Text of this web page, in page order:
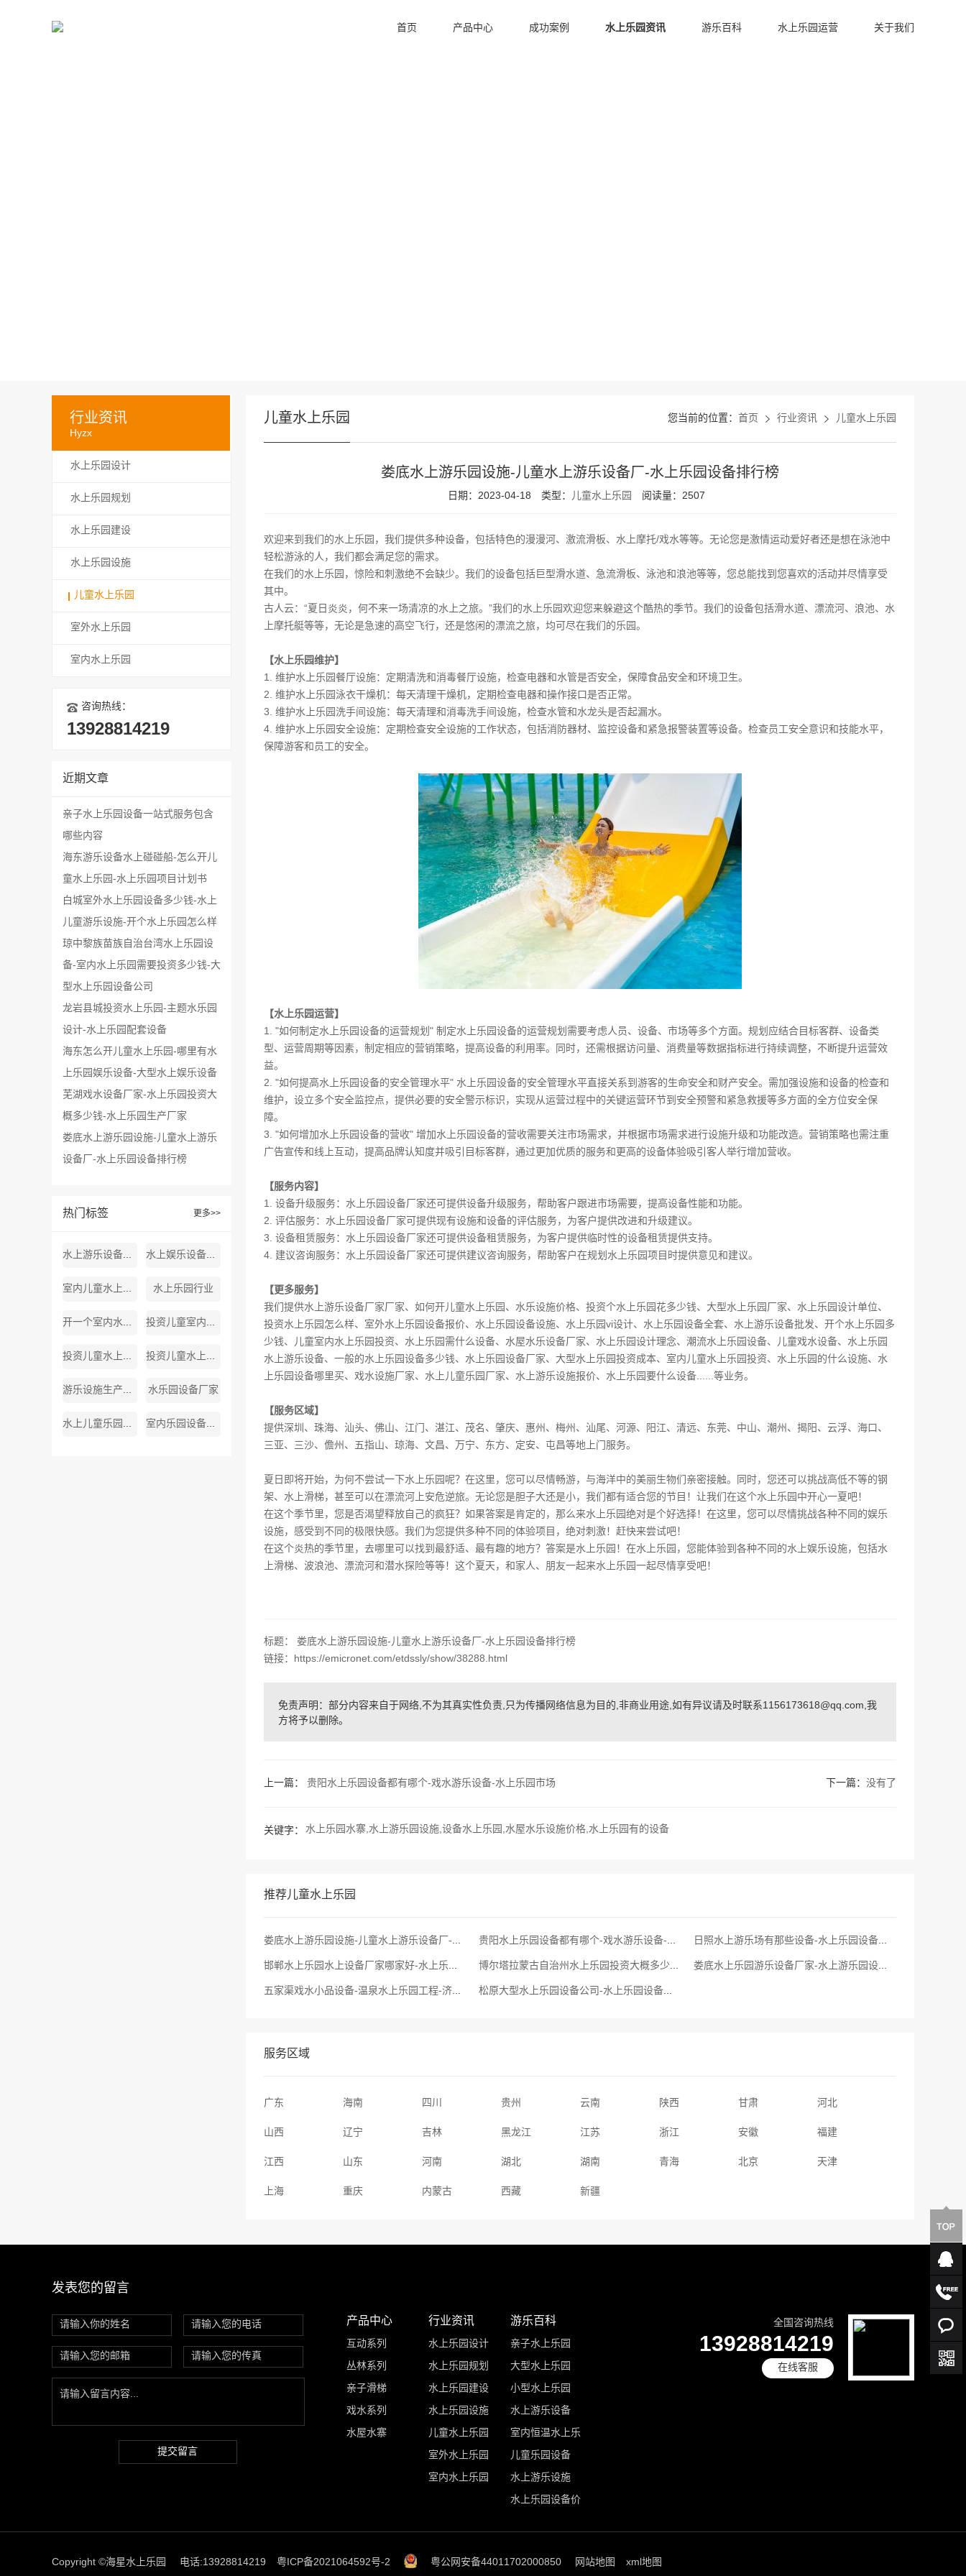
首页 产品中心 成功案例 水上乐园资讯 游乐百科 水上乐园运营 关于我们
行业资讯
Hyzx
水上乐园设计
水上乐园规划
水上乐园建设
水上乐园设施
儿童水上乐园
室外水上乐园
室内水上乐园
咨询热线：
13928814219
近期文章
亲子水上乐园设备一站式服务包含
哪些内容
海东游乐设备水上碰碰船-怎么开儿
童水上乐园-水上乐园项目计划书
白城室外水上乐园设备多少钱-水上
儿童游乐设施-开个水上乐园怎么样
琼中黎族苗族自治台湾水上乐园设
备-室内水上乐园需要投资多少钱-大
型水上乐园设备公司
龙岩县城投资水上乐园-主题水乐园
设计-水上乐园配套设备
海东怎么开儿童水上乐园-哪里有水
上乐园娱乐设备-大型水上娱乐设备
芜湖戏水设备厂家-水上乐园投资大
概多少钱-水上乐园生产厂家
娄底水上游乐园设施-儿童水上游乐
设备厂-水上乐园设备排行榜
热门标签 更多>>
水上游乐设备厂家地址 水上娱乐设备生产厂家
室内儿童水上游乐设备厂家 水上乐园行业
开一个室内水上乐园 投资儿童室内水上乐园
投资儿童水上乐园 投资儿童水上乐园需多少钱
游乐设施生产厂家 水乐园设备厂家
水上儿童乐园厂家 室内乐园设备生产厂家
儿童水上乐园 您当前的位置： 首页 行业资讯 儿童水上乐园
娄底水上游乐园设施-儿童水上游乐设备厂-水上乐园设备排行榜
日期：2023-04-18 类型： 儿童水上乐园 阅读量：2507
欢迎来到我们的水上乐园，我们提供多种设备，包括特色的漫漫河、激流滑板、水上摩托/戏水等等。无论您是激情运动爱好者还是想在泳池中
轻松游泳的人，我们都会满足您的需求。
在我们的水上乐园，惊险和刺激绝不会缺少。我们的设备包括巨型滑水道、急流滑板、泳池和浪池等等，您总能找到您喜欢的活动并尽情享受
其中。
古人云：“夏日炎炎，何不来一场清凉的水上之旅。”我们的水上乐园欢迎您来躲避这个酷热的季节。我们的设备包括滑水道、漂流河、浪池、水
上摩托艇等等，无论是急速的高空飞行，还是悠闲的漂流之旅，均可尽在我们的乐园。
【水上乐园维护】
1. 维护水上乐园餐厅设施：定期清洗和消毒餐厅设施，检查电器和水管是否安全，保障食品安全和环境卫生。
2. 维护水上乐园泳衣干燥机：每天清理干燥机，定期检查电器和操作接口是否正常。
3. 维护水上乐园洗手间设施：每天清理和消毒洗手间设施，检查水管和水龙头是否起漏水。
4. 维护水上乐园安全设施：定期检查安全设施的工作状态，包括消防器材、监控设备和紧急报警装置等设备。检查员工安全意识和技能水平，
保障游客和员工的安全。
【水上乐园运营】
1. "如何制定水上乐园设备的运营规划" 制定水上乐园设备的运营规划需要考虑人员、设备、市场等多个方面。规划应结合目标客群、设备类
型、运营周期等因素，制定相应的营销策略，提高设备的利用率。同时，还需根据访问量、消费量等数据指标进行持续调整，不断提升运营效
益。
2. "如何提高水上乐园设备的安全管理水平" 水上乐园设备的安全管理水平直接关系到游客的生命安全和财产安全。需加强设施和设备的检查和
维护，设立多个安全监控点，提供必要的安全警示标识，实现从运营过程中的关键运营环节到安全预警和紧急救援等多方面的全方位安全保
障。
3. "如何增加水上乐园设备的营收" 增加水上乐园设备的营收需要关注市场需求，并根据市场需求进行设施升级和功能改造。营销策略也需注重
广告宣传和线上互动，提高品牌认知度并吸引目标客群，通过更加优质的服务和更高的设备体验吸引客人举行增加营收。
【服务内容】
1. 设备升级服务：水上乐园设备厂家还可提供设备升级服务，帮助客户跟进市场需要，提高设备性能和功能。
2. 评估服务：水上乐园设备厂家可提供现有设施和设备的评估服务，为客户提供改进和升级建议。
3. 设备租赁服务：水上乐园设备厂家还可提供设备租赁服务，为客户提供临时性的设备租赁提供支持。
4. 建议咨询服务：水上乐园设备厂家还可提供建议咨询服务，帮助客户在规划水上乐园项目时提供意见和建议。
【更多服务】
我们提供水上游乐设备厂家厂家、如何开儿童水上乐园、水乐设施价格、投资个水上乐园花多少钱、大型水上乐园厂家、水上乐园设计单位、
投资水上乐园怎么样、室外水上乐园设备报价、水上乐园设备设施、水上乐园vi设计、水上乐园设备全套、水上游乐设备批发、开个水上乐园多
少钱、儿童室内水上乐园投资、水上乐园需什么设备、水屋水乐设备厂家、水上乐园设计理念、潮流水上乐园设备、儿童戏水设备、水上乐园
水上游乐设备、一般的水上乐园设备多少钱、水上乐园设备厂家、大型水上乐园投资成本、室内儿童水上乐园投资、水上乐园的什么设施、水
上乐园设备哪里买、戏水设施厂家、水上儿童乐园厂家、水上游乐设施报价、水上乐园要什么设备......等业务。
【服务区域】
提供深圳、珠海、汕头、佛山、江门、湛江、茂名、肇庆、惠州、梅州、汕尾、河源、阳江、清远、东莞、中山、潮州、揭阳、云浮、海口、
三亚、三沙、儋州、五指山、琼海、文昌、万宁、东方、定安、屯昌等地上门服务。
夏日即将开始，为何不尝试一下水上乐园呢？在这里，您可以尽情畅游，与海洋中的美丽生物们亲密接触。同时，您还可以挑战高低不等的钢
架、水上滑梯，甚至可以在漂流河上安危逆旅。无论您是胆子大还是小，我们都有适合您的节目！让我们在这个水上乐园中开心一夏吧！
在这个季节里，您是否渴望释放自己的疯狂？如果答案是肯定的，那么来水上乐园绝对是个好选择！在这里，您可以尽情挑战各种不同的娱乐
设施，感受到不同的极限快感。我们为您提供多种不同的体验项目，绝对刺激！赶快来尝试吧！
在这个炎热的季节里，去哪里可以找到最舒适、最有趣的地方？答案是水上乐园！在水上乐园，您能体验到各种不同的水上娱乐设施，包括水
上滑梯、波浪池、漂流河和潜水探险等等！这个夏天，和家人、朋友一起来水上乐园一起尽情享受吧！
标题： 娄底水上游乐园设施-儿童水上游乐设备厂-水上乐园设备排行榜
链接：https://emicronet.com/etdssly/show/38288.html
免责声明：部分内容来自于网络,不为其真实性负责,只为传播网络信息为目的,非商业用途,如有异议请及时联系1156173618@qq.com,我
方将予以删除。
上一篇： 贵阳水上乐园设备都有哪个-戏水游乐设备-水上乐园市场 下一篇： 没有了
关键字： 水上乐园水寨,水上游乐园设施,设备水上乐园,水屋水乐设施价格,水上乐园有的设备
推荐儿童水上乐园
娄底水上游乐园设施-儿童水上游乐设备厂-水上乐园设备排行榜 贵阳水上乐园设备都有哪个-戏水游乐设备-水上乐园市场 日照水上游乐场有那些设备-水上乐园设备价格表-水上乐园有多少设备
邯郸水上乐园水上设备厂家哪家好-水上乐园设计-投资一个儿童水上乐园 博尔塔拉蒙古自治州水上乐园投资大概多少-开个水上乐园要多少钱-水上乐园厂家哪家好 娄底水上乐园游乐设备厂家-水上游乐园设备报价-水上乐园设计理念
五家渠戏水小品设备-温泉水上乐园工程-济南水上乐园设备 松原大型水上乐园设备公司-水上乐园设备供应商-投资的水上乐园多少钱
服务区域
广东 海南 四川 贵州 云南 陕西 甘肃 河北
山西 辽宁 吉林 黑龙江 江苏 浙江 安徽 福建
江西 山东 河南 湖北 湖南 青海 北京 天津
上海 重庆 内蒙古 西藏 新疆
发表您的留言
提交留言
产品中心
互动系列
丛林系列
亲子滑梯
戏水系列
水屋水寨
行业资讯
水上乐园设计
水上乐园规划
水上乐园建设
水上乐园设施
儿童水上乐园
室外水上乐园
室内水上乐园
游乐百科
亲子水上乐园
大型水上乐园
小型水上乐园
水上游乐设备
室内恒温水上乐
儿童乐园设备
水上游乐设施
水上乐园设备价
全国咨询热线
13928814219
在线客服
Copyright ©海星水上乐园 电话:13928814219 粤ICP备2021064592号-2 粤公网安备44011702000850 网站地图 xml地图